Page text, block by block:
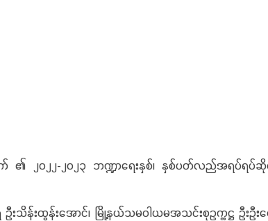
၏ ၂၀၂၂-၂၀၂၃ ဘဏ္ဍာရေးနှစ်၊ နှစ်ပတ်လည်အရပ်ရ
န်းထွန်းအောင်၊ မြို့နယ်သမဝါယမအသင်းစုဥက္ကဋ္ဌ ဦးဦးစ